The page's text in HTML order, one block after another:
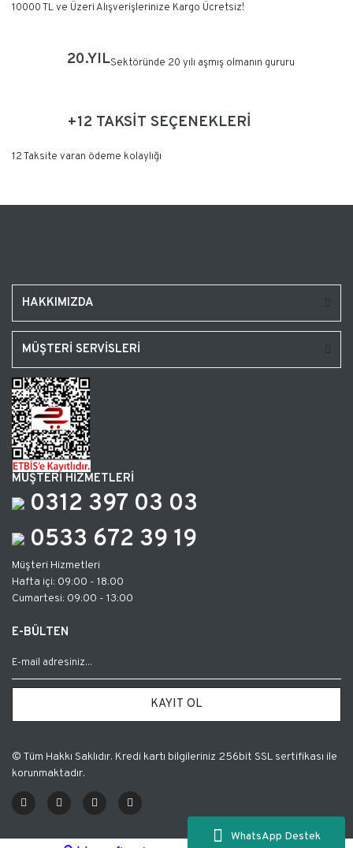
WhatsApp Destek
10000 TL ve Üzeri Alışverişlerinize Kargo Ücretsiz!
20.YILSektöründe 20 yılı aşmış olmanın gururu
+12 TAKSİT SEÇENEKLERİ
12 Taksite varan ödeme kolaylığı
HAKKIMIZDA
MÜŞTERİ SERVİSLERİ
MÜŞTERİ HİZMETLERİ
0312 397 03 03
0533 672 39 19
Müşteri Hizmetleri
Hafta içi: 09:00 - 18:00
Cumartesi: 09:00 - 13:00
E-BÜLTEN
KAYIT OL
© Tüm Hakkı Saklıdır. Kredi kartı bilgileriniz 256bit SSL sertifikası ile
korunmaktadır.